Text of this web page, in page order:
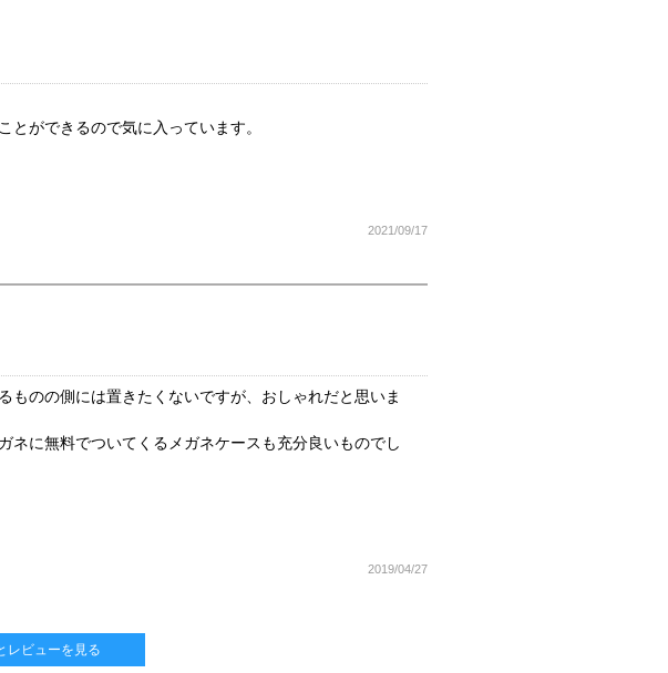
ができるので気に入っています。
2021/09/17
のの側には置きたくないですが、おしゃれだと思いま
ネに無料でついてくるメガネケースも充分良いものでし
2019/04/27
レビューを見る